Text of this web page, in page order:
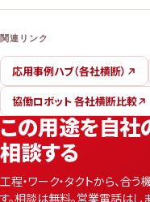
関連リンク
応用事例ハブ（各社横断）
協働ロボット 各社横断比較
この用途を自社
相談する
工程・ワーク・タクトから、合
す。相談は無料。営業電話はし